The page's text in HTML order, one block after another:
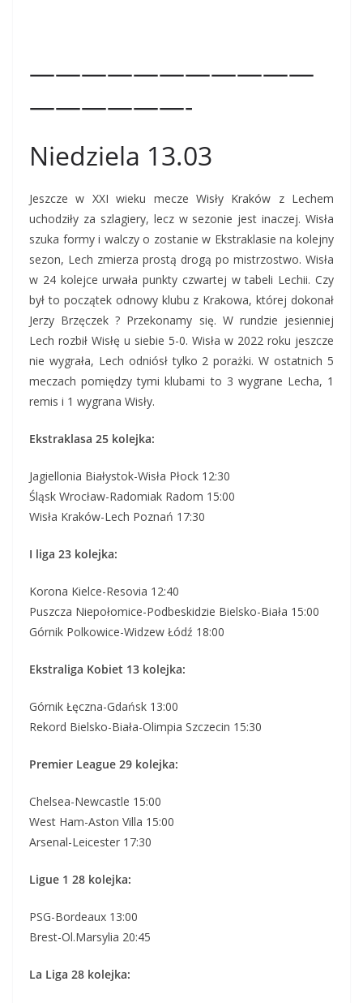
———————————
——————-
Niedziela 13.03
Jeszcze w XXI wieku mecze Wisły Kraków z Lechem
uchodziły za szlagiery, lecz w sezonie jest inaczej. Wisła
szuka formy i walczy o zostanie w Ekstraklasie na kolejny
sezon, Lech zmierza prostą drogą po mistrzostwo. Wisła
w 24 kolejce urwała punkty czwartej w tabeli Lechii. Czy
był to początek odnowy klubu z Krakowa, której dokonał
Jerzy Brzęczek ? Przekonamy się. W rundzie jesienniej
Lech rozbił Wisłę u siebie 5-0. Wisła w 2022 roku jeszcze
nie wygrała, Lech odniósł tylko 2 porażki. W ostatnich 5
meczach pomiędzy tymi klubami to 3 wygrane Lecha, 1
remis i 1 wygrana Wisły.
Ekstraklasa 25 kolejka:
Jagiellonia Białystok-Wisła Płock 12:30
Śląsk Wrocław-Radomiak Radom 15:00
Wisła Kraków-Lech Poznań 17:30
I liga 23 kolejka:
Korona Kielce-Resovia 12:40
Puszcza Niepołomice-Podbeskidzie Bielsko-Biała 15:00
Górnik Polkowice-Widzew Łódź 18:00
Ekstraliga Kobiet 13 kolejka:
Górnik Łęczna-Gdańsk 13:00
Rekord Bielsko-Biała-Olimpia Szczecin 15:30
Premier League 29 kolejka:
Chelsea-Newcastle 15:00
West Ham-Aston Villa 15:00
Arsenal-Leicester 17:30
Ligue 1 28 kolejka:
PSG-Bordeaux 13:00
Brest-Ol.Marsylia 20:45
La Liga 28 kolejka: